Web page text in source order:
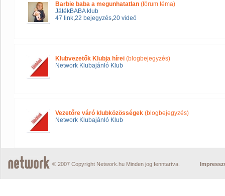
Barbie baba a megunhatatlan (fórum téma)
JátékBABA klub
47 link,22 bejegyzés,20 videó
Klubvezetők Klubja hírei (blogbejegyzés)
Network Klubajánló Klub
Vezetőre váró klubközösségek (blogbejegyzés)
Network Klubajánló Klub
© 2007 Copyright Network.hu Minden jog fenntartva.